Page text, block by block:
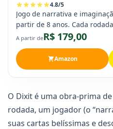
4.8/5
Jogo de narrativa e
partir de 8 anos. Cada
uma carta com uma frase,
comunicação de forma
A partir deR$ 179,00
Amazon
O Dixit é uma obra-prima
rodada, um jogador (o
suas cartas belíssimas e